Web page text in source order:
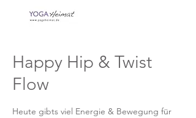
Happy Hip & Twist
Flow
Heute gibts viel Energie & Bewegung für